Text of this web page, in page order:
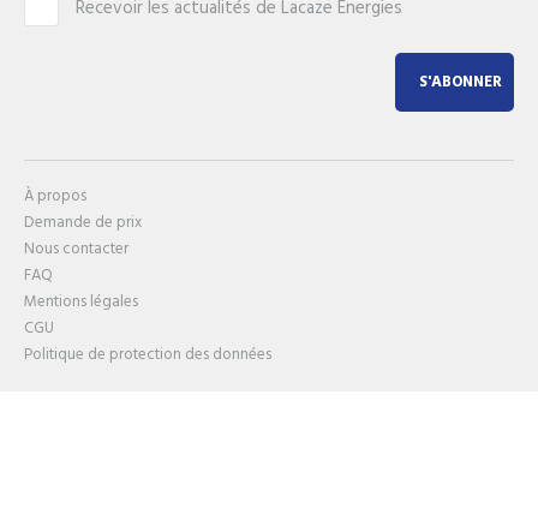
Recevoir les actualités de Lacaze Energies
S'ABONNER
À propos
Demande de prix
Nous contacter
FAQ
Mentions légales
CGU
Politique de protection des données